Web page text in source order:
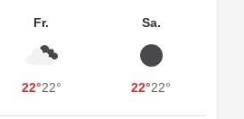
Fr.
22°22°
Sa.
22°22°